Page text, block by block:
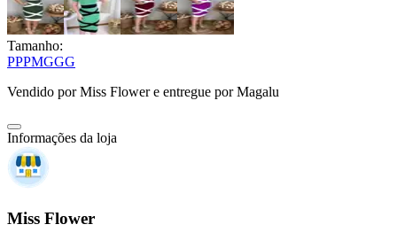
Tamanho:
PPPMGGG
Vendido porMiss Flowere entregue por Magalu
Informações da loja
Miss Flower